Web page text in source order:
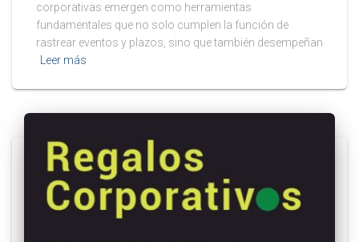
corporativas emergen como herramientas
fundamentales que no solo cumplen la función de
rastrear eventos y plazos, sino que también desempeñan
Leer más